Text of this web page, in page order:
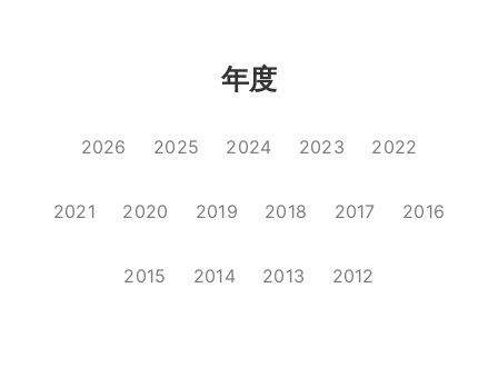
年度
2026 2025 2024 2023 2022
2021 2020 2019 2018 2017 2016
2015 2014 2013 2012